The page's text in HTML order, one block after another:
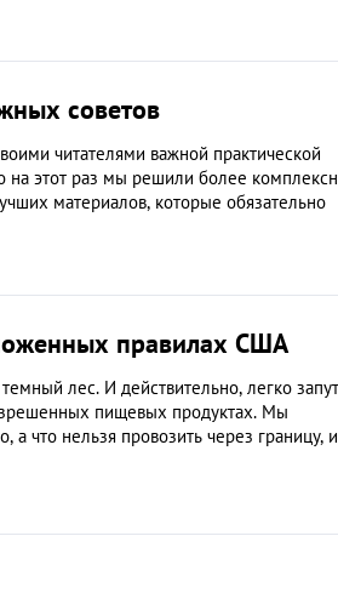
советов
читателями важной практической
этот раз мы решили более
материалов, которые обязательно
правилах США
лес. И действительно, легко
пищевых продуктах. Мы
а что нельзя провозить через границу, и